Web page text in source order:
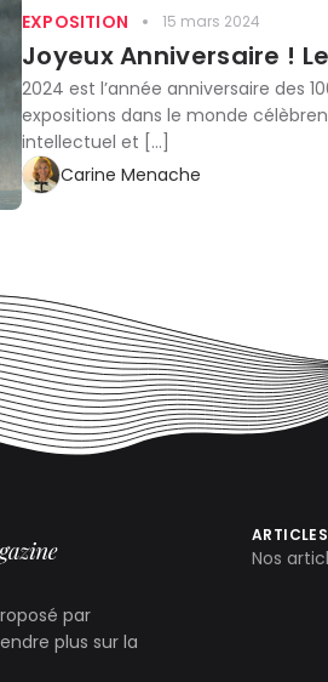
EXPOSITION 15 mars 2024
Joyeux Anniversaire !
2024 est l’année anniversaire des
expositions dans le monde
intellectuel et […]
Carine Menache
par
plus sur la
ARTICLES
Nos